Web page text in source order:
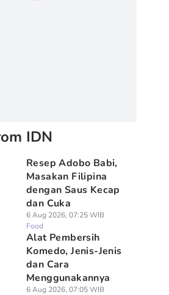
IDN
Resep Adobo Babi,
Masakan Filipina
dengan Saus Kecap
dan Cuka
6 Aug 2026, 07:25 WIB
Food
Alat Pembersih
Komedo, Jenis-Jenis
dan Cara
Menggunakannya
6 Aug 2026, 07:05 WIB